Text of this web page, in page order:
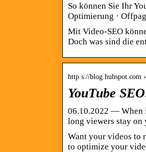
So können Sie Ihr
Optimierung ·
Mit Video-SEO
Doch was sind die
http s://blog.hubspot.com
YouTube
06.10.2022 — When
long viewers stay
Want your videos to
to optimize your